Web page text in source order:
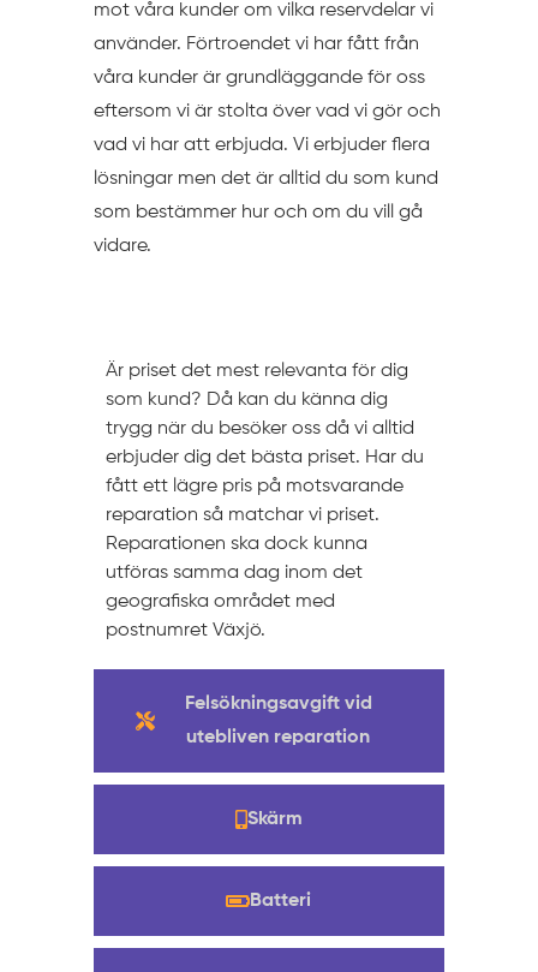
mot våra kunder om vilka reservdelar vi
använder. Förtroendet vi har fått från
våra kunder är grundläggande för oss
eftersom vi är stolta över vad vi gör och
vad vi har att erbjuda. Vi erbjuder flera
lösningar men det är alltid du som kund
som bestämmer hur och om du vill gå
vidare.
Felsökningsavgift vid
utebliven reparation
Skärm
Batteri
Är priset det mest relevanta för dig
som kund? Då kan du känna dig
trygg när du besöker oss då vi alltid
erbjuder dig det bästa priset. Har du
fått ett lägre pris på motsvarande
reparation så matchar vi priset.
Reparationen ska dock kunna
utföras samma dag inom det
geografiska området med
postnumret Växjö.